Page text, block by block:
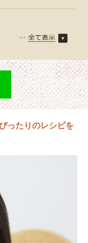
ったりのレシピを